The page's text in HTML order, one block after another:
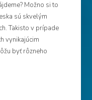
Možno si to
sú skvelým
Takisto v prípade
vynikajúcim
byť rôzneho